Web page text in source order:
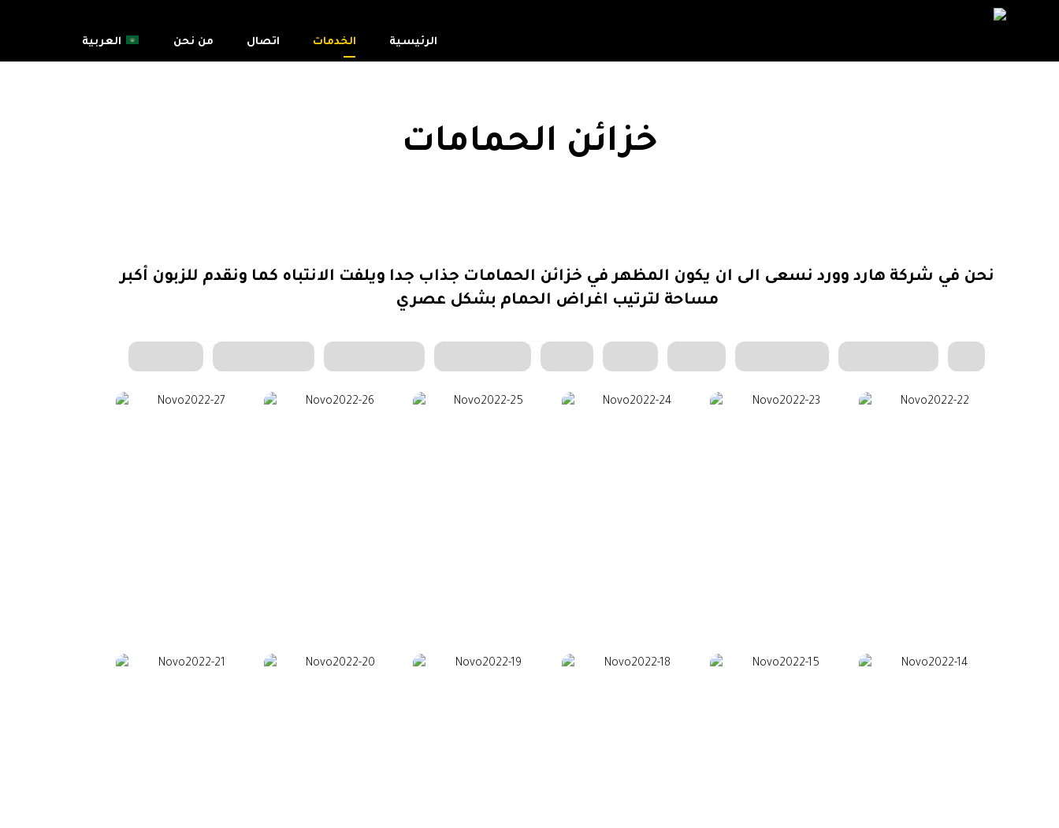
الرئيسية الخدمات اتصال من نحن العربية
خزائن الحمامات
نحن في شركة هارد وورد نسعى الى ان يكون المظهر في خزائن الحمامات جذاب جدا ويلفت الانتباه كما ونقدم للزبون أكبر
مساحة لترتيب اغراض الحمام بشكل عصري